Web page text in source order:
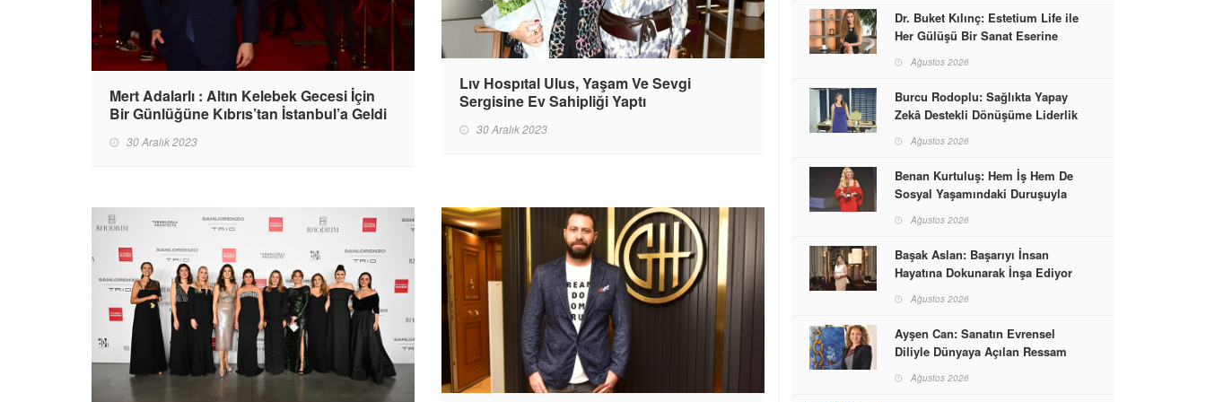
Mert Adalarlı : Altın Kelebek Gecesi İçin
Bir Günlüğüne Kıbrıs’tan İstanbul’a Geldi
30 Aralık 2023
Lıv Hospıtal Ulus, Yaşam Ve Sevgi
Sergisine Ev Sahipliği Yaptı
30 Aralık 2023
Dr. Buket Kılınç: Estetium Life ile
Her Gülüşü Bir Sanat Eserine
Ağustos 2026
Burcu Rodoplu: Sağlıkta Yapay
Zekâ Destekli Dönüşüme Liderlik
Ağustos 2026
Benan Kurtuluş: Hem İş Hem De
Sosyal Yaşamındaki Duruşuyla
Ağustos 2026
Başak Aslan: Başarıyı İnsan
Hayatına Dokunarak İnşa Ediyor
Ağustos 2026
Ayşen Can: Sanatın Evrensel
Diliyle Dünyaya Açılan Ressam
Ağustos 2026